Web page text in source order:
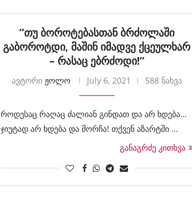
”თუ ბოროტებასთან ბრძოლაში
გაბოროტდი, მაშინ იმადვე ქცეულხარ
– რასაც ებრძოდი!”
ავტორი ჟოლო July 6, 2021 588 ნახვა
როდესაც რაღაც ძალიან გინდათ და არ ხდება…
ჯიუტად არ ხდება და მორჩა! თქვენ აზარტში …
განაგრძე კითხვა